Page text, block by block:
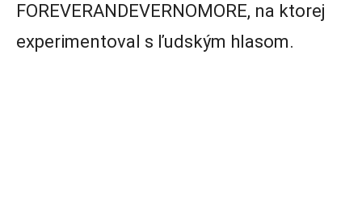
FOREVERANDEVERNOMORE, na ktorej
experimentoval s ľudským hlasom.